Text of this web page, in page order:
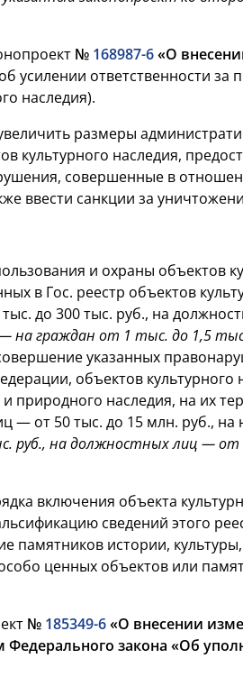
№ 168987-6«О
усилении ответственности
наследия).
размеры
культурного наследия,
совершенные в
ввести санкции за
и охраны объектов
в Гос. реестр объектов
до 300 тыс. руб., на
на граждан от 1 тыс. до 1,5
указанных
объектов
природного наследия, на их
— от 50 тыс. до 15 млн. руб.,
руб., на должностных лиц —
включения объекта
сведений этого
памятников истории,
ценных объектов или
№ 185349-6«О внесении
Федерального закона «Об